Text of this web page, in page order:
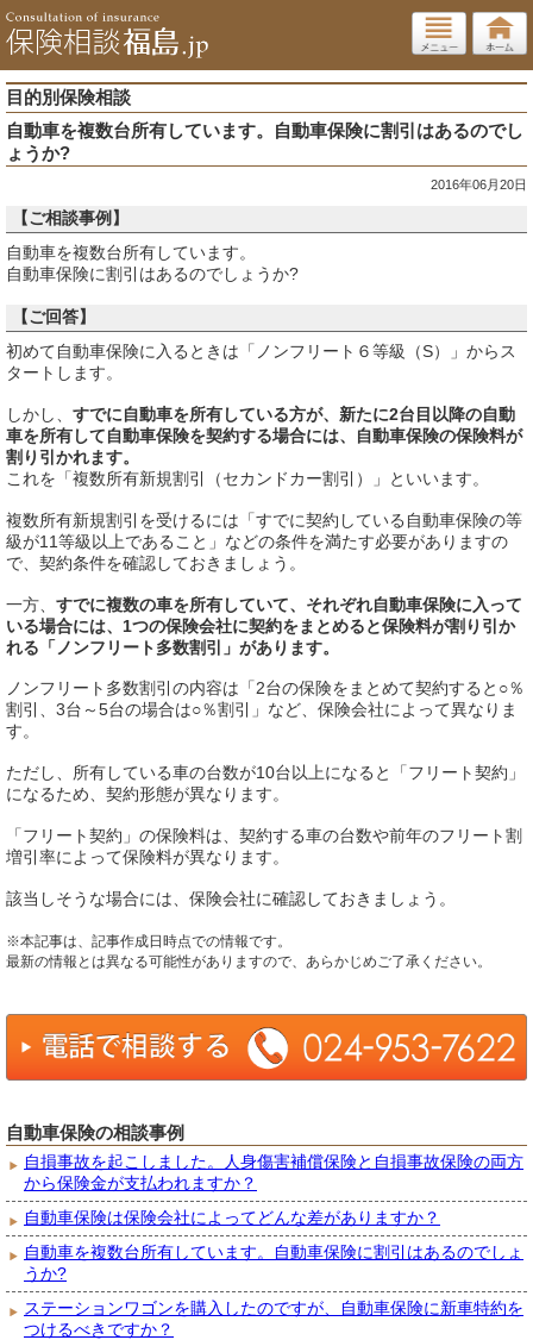
目的別保険相談
自動車を複数台所有しています。自動車保険に割引はあるのでし
ょうか?
2016年06月20日
【ご相談事例】
自動車を複数台所有しています。
自動車保険に割引はあるのでしょうか?
【ご回答】
初めて自動車保険に入るときは「ノンフリート６等級（S）」からス
タートします。
しかし、 すでに自動車を所有している方が、新たに2台目以降の自動
車を所有して自動車保険を契約する場合には、自動車保険の保険料が
割り引かれます。
これを「複数所有新規割引（セカンドカー割引）」といいます。
複数所有新規割引を受けるには「すでに契約している自動車保険の等
級が11等級以上であること」などの条件を満たす必要がありますの
で、契約条件を確認しておきましょう。
一方、 すでに複数の車を所有していて、それぞれ自動車保険に入って
いる場合には、1つの保険会社に契約をまとめると保険料が割り引か
れる「ノンフリート多数割引」があります。
ノンフリート多数割引の内容は「2台の保険をまとめて契約すると○％
割引、3台～5台の場合は○％割引」など、保険会社によって異なりま
す。
ただし、所有している車の台数が10台以上になると「フリート契約」
になるため、契約形態が異なります。
「フリート契約」の保険料は、契約する車の台数や前年のフリート割
増引率によって保険料が異なります。
該当しそうな場合には、保険会社に確認しておきましょう。
※本記事は、記事作成日時点での情報です。
最新の情報とは異なる可能性がありますので、あらかじめご了承ください。
自動車保険の相談事例
自損事故を起こしました。人身傷害補償保険と自損事故保険の両方
から保険金が支払われますか？
自動車保険は保険会社によってどんな差がありますか？
自動車を複数台所有しています。自動車保険に割引はあるのでしょ
うか?
ステーションワゴンを購入したのですが、自動車保険に新車特約を
つけるべきですか？